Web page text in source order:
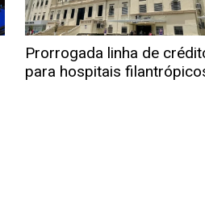
Prorrogada linha de
para hospitais